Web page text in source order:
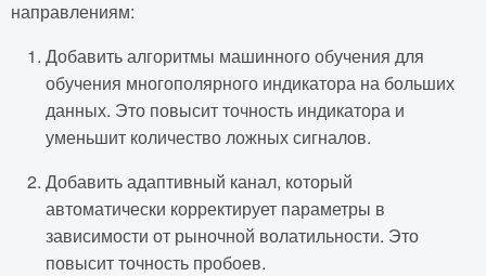
направлениям:
Добавить алгоритмы машинного обучения для
обучения многополярного индикатора на больших
данных. Это повысит точность индикатора и
уменьшит количество ложных сигналов.
Добавить адаптивный канал, который
автоматически корректирует параметры в
зависимости от рыночной волатильности. Это
повысит точность пробоев.